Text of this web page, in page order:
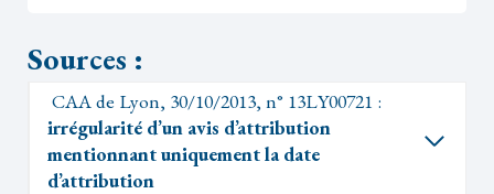
Sources :
CAA de Lyon, 30/10/2013, n° 13LY00721 :
irrégularité d’un avis d’attribution
mentionnant uniquement la date
d’attribution